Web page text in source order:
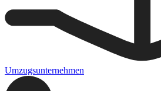
Umzugsunternehmen